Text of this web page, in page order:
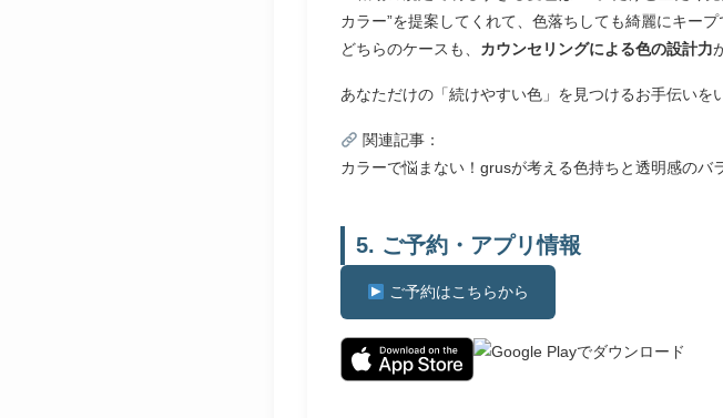
カラー”を提案してくれて、色落ちしても綺麗にキープ
どちらのケースも、 カウンセリングによる色の設計力
あなただけの「続けやすい色」を見つけるお手伝いを
関連記事：
カラーで悩まない！grusが考える色持ちと透明感のバ
5. ご予約・アプリ情報
ご予約はこちらから